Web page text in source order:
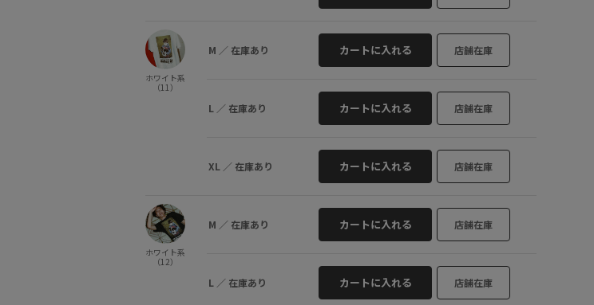
ホワイト系
（11）
M ／ 在庫あり カートに入れる 店舗在庫
L ／ 在庫あり カートに入れる 店舗在庫
XL ／ 在庫あり カートに入れる 店舗在庫
ホワイト系
（12）
M ／ 在庫あり カートに入れる 店舗在庫
L ／ 在庫あり カートに入れる 店舗在庫